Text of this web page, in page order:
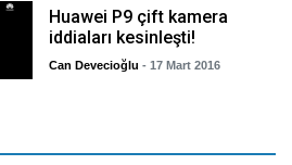
Huawei P9 çift kamera
iddiaları kesinleşti!
Can Devecioğlu - 17 Mart 2016